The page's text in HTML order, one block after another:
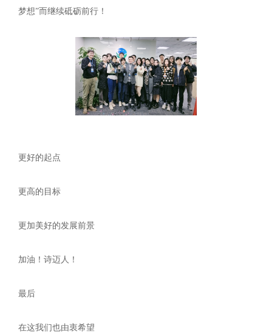
梦想”而继续砥砺前行！
更好的起点
更高的目标
更加美好的发展前景
加油！诗迈人！
最后
在这我们也由衷希望